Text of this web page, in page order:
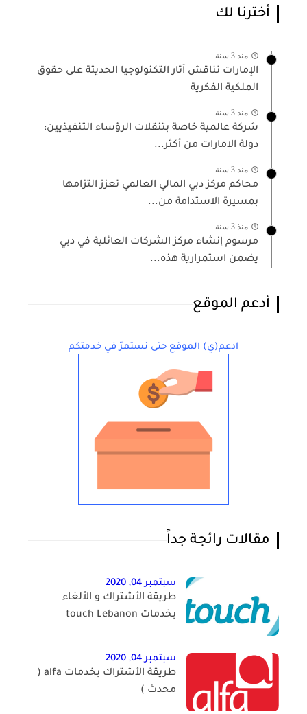
أخترنا لك
منذ 3 سنة
الإمارات تناقش آثار التكنولوجيا الحديثة على حقوق
الملكية الفكرية
منذ 3 سنة
شركة عالمية خاصة بتنقلات الرؤساء التنفيذيين:
دولة الامارات من أكثر...
منذ 3 سنة
محاكم مركز دبي المالي العالمي تعزز التزامها
بمسيرة الاستدامة من...
منذ 3 سنة
مرسوم إنشاء مركز الشركات العائلية في دبي
يضمن استمرارية هذه...
أدعم الموقع
ادعم(ي) الموقع حتى نستمرّ في خدمتكم
مقالات رائجة جداً
سبتمبر 04, 2020
طريقة الأشتراك و الألغاء
بخدمات touch Lebanon
سبتمبر 04, 2020
طريقة الأشتراك بخدمات alfa (
محدث )